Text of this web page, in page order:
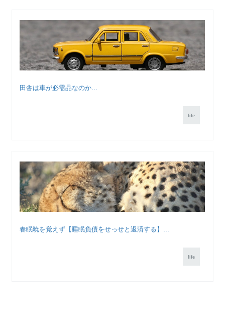
田舎は車が必需品なのか...
life
春眠暁を覚えず【睡眠負債をせっせと返済する】...
life